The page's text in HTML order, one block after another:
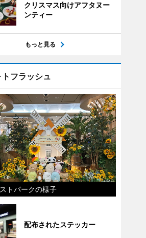
クリスマス向けアフタヌー
ンティー
もっと見る
トフラッシュ
トパークの様子
配布されたステッカー